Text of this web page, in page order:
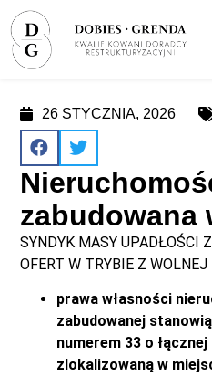
26 STYCZNIA, 2026
zabudowana
SYNDYK MASY UPADŁOŚCI
OFERT W TRYBIE Z
prawa własności
zabudowanej
numerem 33 o
zlokalizowaną w